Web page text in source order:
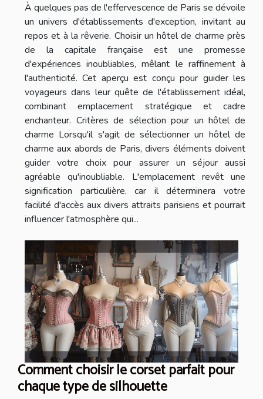
À quelques pas de l'effervescence de Paris se dévoile
un univers d'établissements d'exception, invitant au
repos et à la rêverie. Choisir un hôtel de charme près
de la capitale française est une promesse
d'expériences inoubliables, mêlant le raffinement à
l'authenticité. Cet aperçu est conçu pour guider les
voyageurs dans leur quête de l'établissement idéal,
combinant emplacement stratégique et cadre
enchanteur. Critères de sélection pour un hôtel de
charme Lorsqu'il s'agit de sélectionner un hôtel de
charme aux abords de Paris, divers éléments doivent
guider votre choix pour assurer un séjour aussi
agréable qu'inoubliable. L'emplacement revêt une
signification particulière, car il déterminera votre
facilité d'accès aux divers attraits parisiens et pourrait
influencer l'atmosphère qui...
Comment choisir le corset parfait pour
chaque type de silhouette